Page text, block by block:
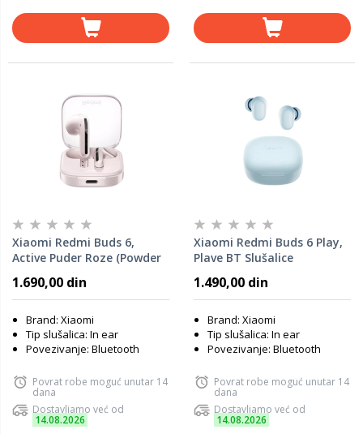
Xiaomi Redmi Buds 6,
Active Puder Roze (Powder
1.690,00 din
Brand: Xiaomi
Tip slušalica: In ear
Povezivanje: Bluetooth
Povrat robe moguć unutar 14
dana
Dostavljamo već od
14.08.2026
Xiaomi Redmi Buds 6 Play,
Plave BT Slušalice
1.490,00 din
Brand: Xiaomi
Tip slušalica: In ear
Povezivanje: Bluetooth
Povrat robe moguć unutar 14
dana
Dostavljamo već od
14.08.2026